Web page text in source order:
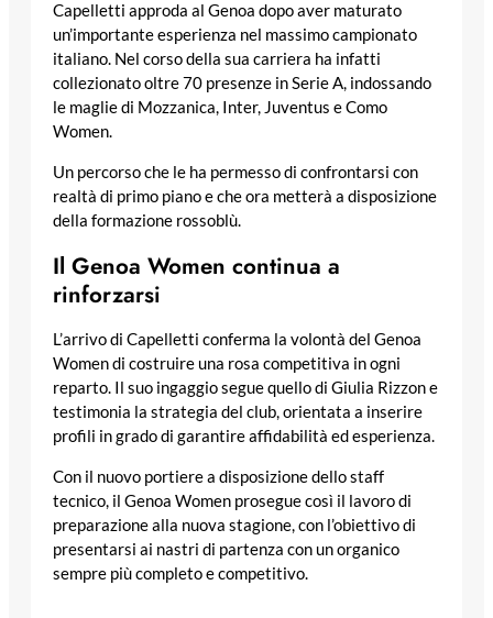
Capelletti approda al Genoa dopo aver maturato
un’importante esperienza nel massimo campionato
italiano. Nel corso della sua carriera ha infatti
collezionato oltre 70 presenze in Serie A, indossando
le maglie di Mozzanica, Inter, Juventus e Como
Women.
Un percorso che le ha permesso di confrontarsi con
realtà di primo piano e che ora metterà a disposizione
della formazione rossoblù.
Il Genoa Women continua a
rinforzarsi
L’arrivo di Capelletti conferma la volontà del Genoa
Women di costruire una rosa competitiva in ogni
reparto. Il suo ingaggio segue quello di Giulia Rizzon e
testimonia la strategia del club, orientata a inserire
profili in grado di garantire affidabilità ed esperienza.
Con il nuovo portiere a disposizione dello staff
tecnico, il Genoa Women prosegue così il lavoro di
preparazione alla nuova stagione, con l’obiettivo di
presentarsi ai nastri di partenza con un organico
sempre più completo e competitivo.